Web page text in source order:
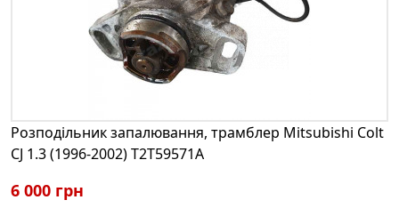
Розподільник запалювання, трамблер Mitsubishi Colt
CJ 1.3 (1996-2002) T2T59571A
6 000 грн